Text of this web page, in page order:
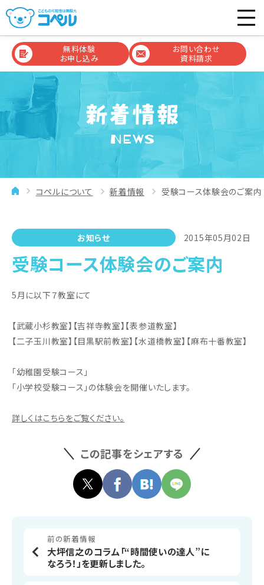
無料体験
お申し込み
お問い合わせ
資料請求
NEWS
コペルについて 新着情報 受験コース体験会のご案内
お知らせ 2015年05月02日
受験コース体験会のご案内
5月に以下７教室にて
【武蔵小杉教室】【吉祥寺教室】【表参道教室】
【二子玉川教室】【目黒駅前教室】【水道橋教室】【麻布十番教室】
「幼稚園受験コース」
「小学校受験コース」の体験会を開催いたします。
詳しくはこちらをご覧ください。
この記事をシェアする
前の新着情報
大坪信之のコラム「“時間使いの達人”に
なろう！」を更新しました。